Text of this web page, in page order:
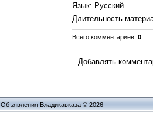
Язык: Русский
Длительность
Всего комментариев: 0
Добавлять
Объявления Владикавказа © 2026